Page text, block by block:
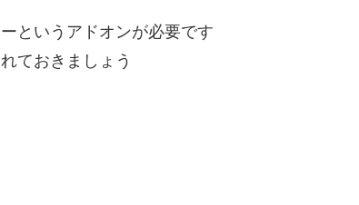
というアドオンが必要です
ておきましょう